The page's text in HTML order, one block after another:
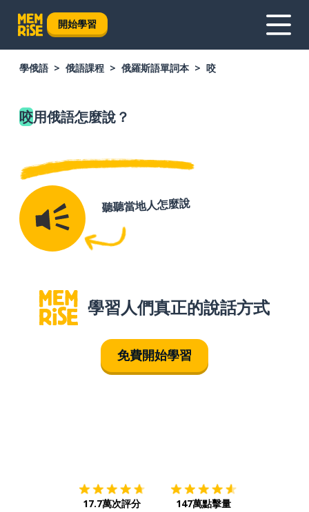
開始學習
學俄語 俄語課程 俄羅斯語單詞本 咬
咬用俄語怎麼說？
聽聽當地人怎麼說
學習人們真正的說話方式
免費開始學習
17.7萬次評分 147萬點擊量